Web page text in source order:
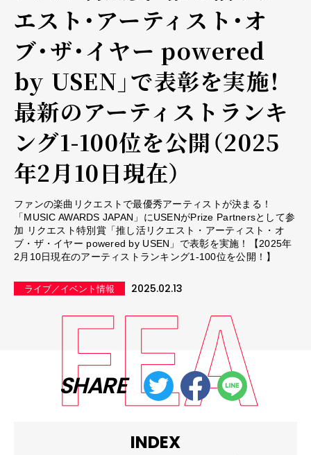
エスト・アーティスト・オ
ブ・ザ・イヤー powered
by USEN」で表彰を実施！
最新のアーティストランキ
ング1-100位を公開（2025
年2月10日現在）
ファンの楽曲リクエストで最優秀アーティストが決まる！
「MUSIC AWARDS JAPAN」にUSENがPrize Partnersとして参
加 リクエスト特別賞「推し活リクエスト・アーティスト・オ
ブ・ザ・イヤー powered by USEN」で表彰を実施！【2025年
2月10日現在のアーティストランキング1-100位を公開！】
ライブ／イベント情報 2025.02.13
SHARE
INDEX